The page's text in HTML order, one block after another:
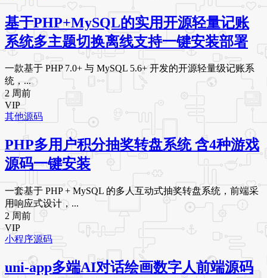
基于PHP+MySQL的实用开源轻量记账
系统多主题切换离线支持一键安装部署
一款基于 PHP 7.0+ 与 MySQL 5.6+ 开发的开源轻量级记账系
统，...
2 周前
VIP
其他源码
PHP多用户积分抽奖转盘系统 含4种游戏
源码一键安装
一套基于 PHP + MySQL 的多人互动式抽奖转盘系统，前端采
用响应式设计，...
2 周前
VIP
小程序源码
uni-app多端AI对话绘画数字人前端源码